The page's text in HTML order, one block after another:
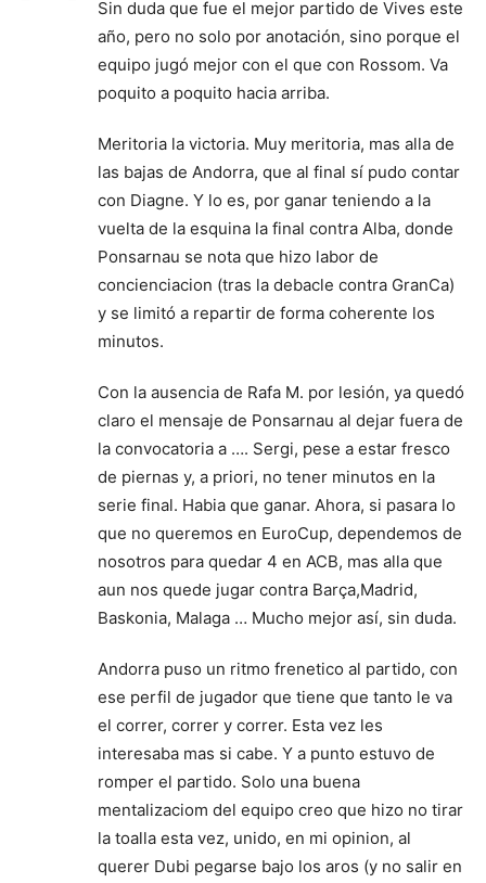
Sin duda que fue el mejor partido de Vives este
año, pero no solo por anotación, sino porque el
equipo jugó mejor con el que con Rossom. Va
poquito a poquito hacia arriba.
Meritoria la victoria. Muy meritoria, mas alla de
las bajas de Andorra, que al final sí pudo contar
con Diagne. Y lo es, por ganar teniendo a la
vuelta de la esquina la final contra Alba, donde
Ponsarnau se nota que hizo labor de
concienciacion (tras la debacle contra GranCa)
y se limitó a repartir de forma coherente los
minutos.
Con la ausencia de Rafa M. por lesión, ya quedó
claro el mensaje de Ponsarnau al dejar fuera de
la convocatoria a …. Sergi, pese a estar fresco
de piernas y, a priori, no tener minutos en la
serie final. Habia que ganar. Ahora, si pasara lo
que no queremos en EuroCup, dependemos de
nosotros para quedar 4 en ACB, mas alla que
aun nos quede jugar contra Barça,Madrid,
Baskonia, Malaga … Mucho mejor así, sin duda.
Andorra puso un ritmo frenetico al partido, con
ese perfil de jugador que tiene que tanto le va
el correr, correr y correr. Esta vez les
interesaba mas si cabe. Y a punto estuvo de
romper el partido. Solo una buena
mentalizaciom del equipo creo que hizo no tirar
la toalla esta vez, unido, en mi opinion, al
querer Dubi pegarse bajo los aros (y no salir en